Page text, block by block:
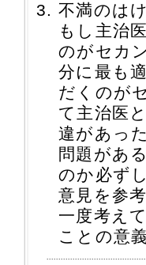
不満のは
もし主治
のがセカ
分に最も
だくのが
て主治医
違があっ
問題があ
のか必ず
意見を参
一度考え
ことの意